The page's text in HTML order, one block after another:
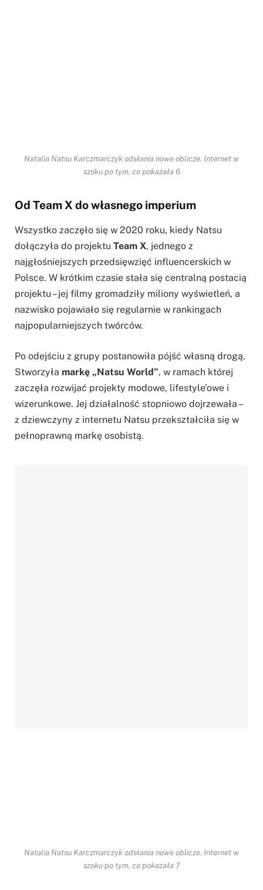
Natalia Natsu Karczmarczyk odsłania nowe oblicze. Internet w
szoku po tym, co pokazała 6
Od Team X do własnego imperium
Wszystko zaczęło się w 2020 roku, kiedy Natsu
dołączyła do projektu Team X, jednego z
najgłośniejszych przedsięwzięć influencerskich w
Polsce. W krótkim czasie stała się centralną postacią
projektu – jej filmy gromadziły miliony wyświetleń, a
nazwisko pojawiało się regularnie w rankingach
najpopularniejszych twórców.
Po odejściu z grupy postanowiła pójść własną drogą.
Stworzyła markę „Natsu World”, w ramach której
zaczęła rozwijać projekty modowe, lifestyle’owe i
wizerunkowe. Jej działalność stopniowo dojrzewała –
z dziewczyny z internetu Natsu przekształciła się w
pełnoprawną markę osobistą.
Natalia Natsu Karczmarczyk odsłania nowe oblicze. Internet w
szoku po tym, co pokazała 7